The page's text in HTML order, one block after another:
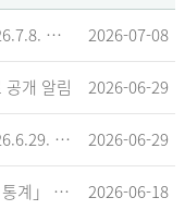
「2024 퇴원손상통계」 정오표('26.7.8. 기준) 2026-07-08
개 알림 2026-06-29
「2023 퇴원손상통계」 정오표('26.6.29. 기준) 2026-06-29
「2025 상반기 급성심장정지조사 통계」 공표 2026-06-18